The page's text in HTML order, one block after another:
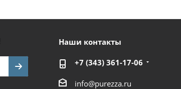
Наши контакты
+7 (343) 361-17-06
info@purezza.ru